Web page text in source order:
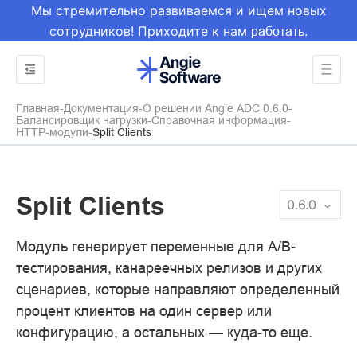
Мы стремительно развиваемся и ищем новых
сотрудников! Приходите к нам работать.
Главная Документация О решении Angie ADC 0.6.0
Балансировщик нагрузки Справочная информация
HTTP-модули Split Clients
0.6.0
Split Clients
Модуль генерирует переменные для A/B-
тестирования, канареечных релизов и других
сценариев, которые направляют определенный
процент клиентов на один сервер или
конфигурацию, а остальных — куда-то еще.